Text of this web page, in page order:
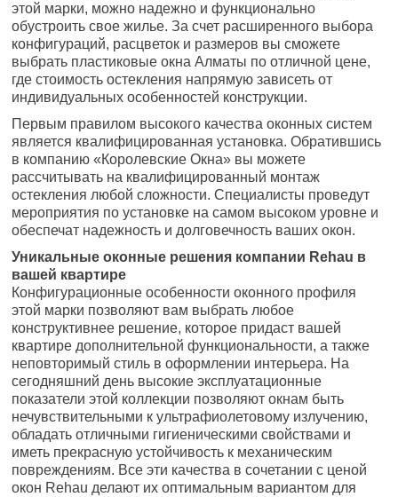
этой марки, можно надежно и функционально
обустроить свое жилье. За счет расширенного выбора
конфигураций, расцветок и размеров вы сможете
выбрать пластиковые окна Алматы по отличной цене,
где стоимость остекления напрямую зависеть от
индивидуальных особенностей конструкции.
Первым правилом высокого качества оконных систем
является квалифицированная установка. Обратившись
в компанию «Королевские Окна» вы можете
рассчитывать на квалифицированный монтаж
остекления любой сложности. Специалисты проведут
мероприятия по установке на самом высоком уровне и
обеспечат надежность и долговечность ваших окон.
Уникальные оконные решения компании Rehau в
вашей квартире
Конфигурационные особенности оконного профиля
этой марки позволяют вам выбрать любое
конструктивнее решение, которое придаст вашей
квартире дополнительной функциональности, а также
неповторимый стиль в оформлении интерьера. На
сегодняшний день высокие эксплуатационные
показатели этой коллекции позволяют окнам быть
нечувствительными к ультрафиолетовому излучению,
обладать отличными гигиеническими свойствами и
иметь прекрасную устойчивость к механическим
повреждениям. Все эти качества в сочетании с ценой
окон Rehau делают их оптимальным вариантом для